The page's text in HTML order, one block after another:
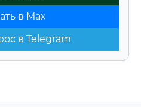
в Max
в Telegram